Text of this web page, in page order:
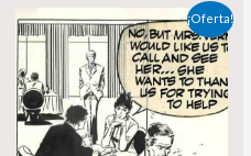
¡Oferta!
El
precio
original
era:
350,00 €.
El
precio
actual
es:
320,00 €.